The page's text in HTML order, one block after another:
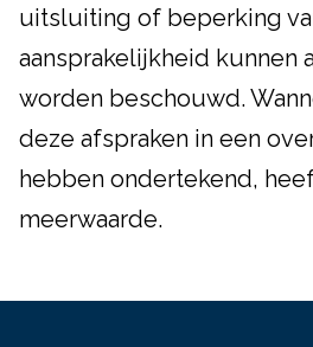
uitsluiting of beperking
aansprakelijkheid kunnen
worden beschouwd.
deze afspraken in een
hebben ondertekend,
meerwaarde.